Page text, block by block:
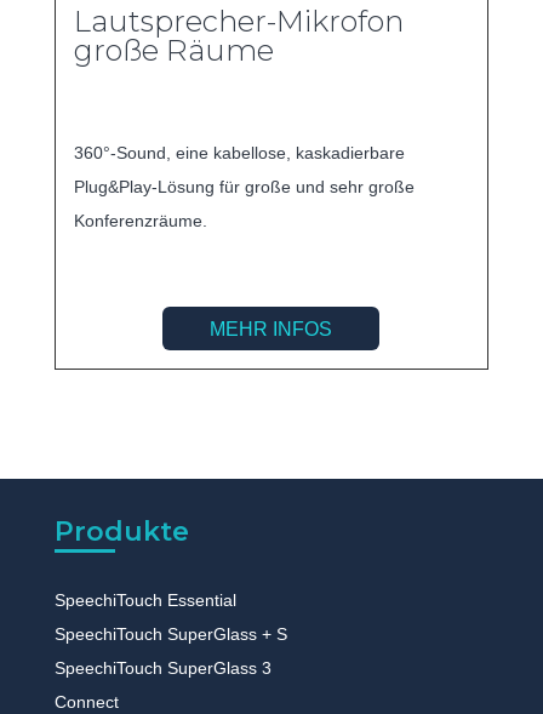
Lautsprecher-Mikrofon
große Räume
360°-Sound, eine kabellose, kaskadierbare
Plug&Play-Lösung für große und sehr große
Konferenzräume.
MEHR INFOS
Produkte
SpeechiTouch Essential
SpeechiTouch SuperGlass + S
SpeechiTouch SuperGlass 3
Connect